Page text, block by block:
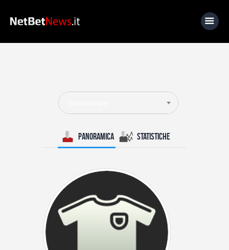
News
Calcio
Basket
Tennis
Lo Sapevi Che
Fantacalcio
I consigli di Giulia
Serie A
Panoramica Statistiche